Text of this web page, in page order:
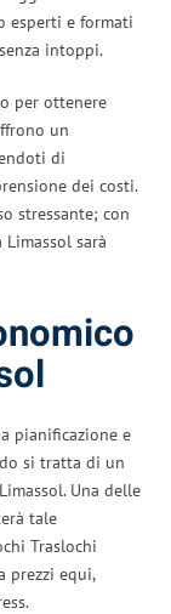
esperti e formati
intoppi.
per ottenere
un
di
dei costi.
stressante; con
sarà
pianificazione e
si tratta di un
Una delle
tale
Traslochi
prezzi equi,